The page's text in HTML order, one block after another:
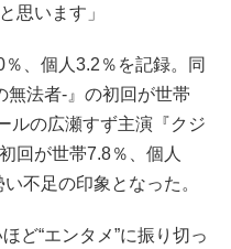
思います」
、個人3.2％を記録。同
無法者-』の初回が世帯
ルの広瀬すず主演『クジ
回が世帯7.8％、個人
不足の印象となった。
ど“エンタメ”に振り切っ